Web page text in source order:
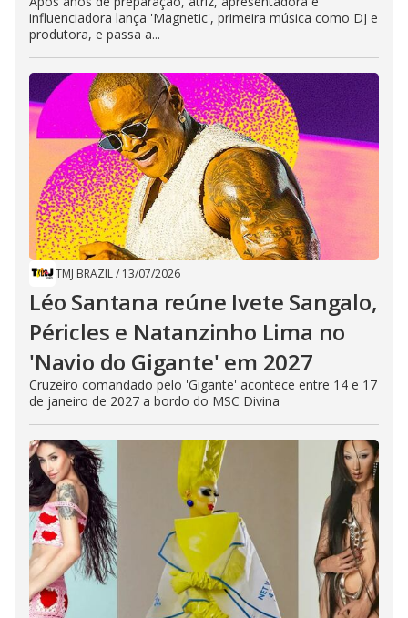
influenciadora lança 'Magnetic', primeira música como DJ e
produtora, e passa a...
TMJ BRAZIL/ 13/07/2026
Léo Santana reúne Ivete Sangalo,
Péricles e Natanzinho Lima no
'Navio do Gigante' em 2027
Cruzeiro comandado pelo 'Gigante' acontece entre 14 e 17
de janeiro de 2027 a bordo do MSC Divina